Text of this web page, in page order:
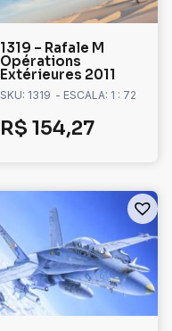
1319 – Rafale M
Opérations
Extérieures 2011
SKU: 1319 - ESCALA: 1 : 72
R$ 154,27